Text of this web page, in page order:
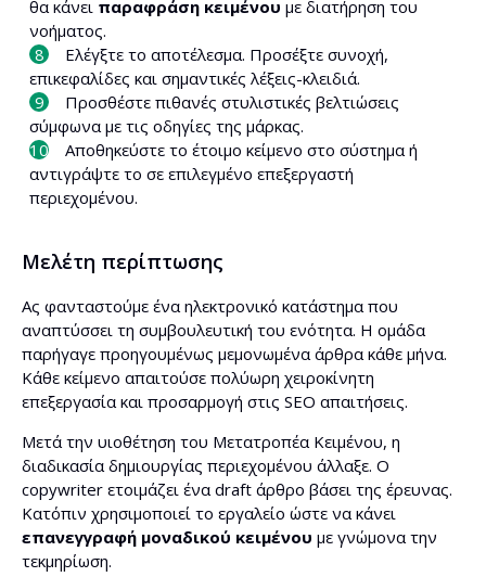
θα κάνει παραφράση κειμένου με διατήρηση του
νοήματος.
Ελέγξτε το αποτέλεσμα. Προσέξτε συνοχή,
επικεφαλίδες και σημαντικές λέξεις-κλειδιά.
Προσθέστε πιθανές στυλιστικές βελτιώσεις
σύμφωνα με τις οδηγίες της μάρκας.
Αποθηκεύστε το έτοιμο κείμενο στο σύστημα ή
αντιγράψτε το σε επιλεγμένο επεξεργαστή
περιεχομένου.
Μελέτη περίπτωσης
Ας φανταστούμε ένα ηλεκτρονικό κατάστημα που
αναπτύσσει τη συμβουλευτική του ενότητα. Η ομάδα
παρήγαγε προηγουμένως μεμονωμένα άρθρα κάθε μήνα.
Κάθε κείμενο απαιτούσε πολύωρη χειροκίνητη
επεξεργασία και προσαρμογή στις SEO απαιτήσεις.
Μετά την υιοθέτηση του Μετατροπέα Κειμένου, η
διαδικασία δημιουργίας περιεχομένου άλλαξε. Ο
copywriter ετοιμάζει ένα draft άρθρο βάσει της έρευνας.
Κατόπιν χρησιμοποιεί το εργαλείο ώστε να κάνει
επανεγγραφή μοναδικού κειμένου με γνώμονα την
τεκμηρίωση.